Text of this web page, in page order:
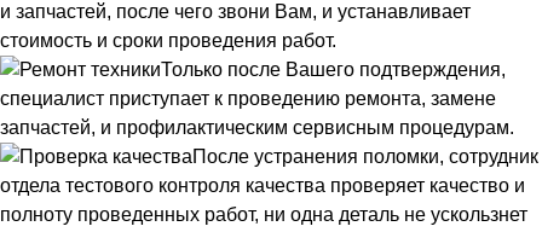
и запчастей, после чего звони Вам, и устанавливает
стоимость и сроки проведения работ.
Только после Вашего подтверждения,
специалист приступает к проведению ремонта, замене
запчастей, и профилактическим сервисным процедурам.
После устранения поломки, сотрудник
отдела тестового контроля качества проверяет качество и
полноту проведенных работ, ни одна деталь не ускользнет